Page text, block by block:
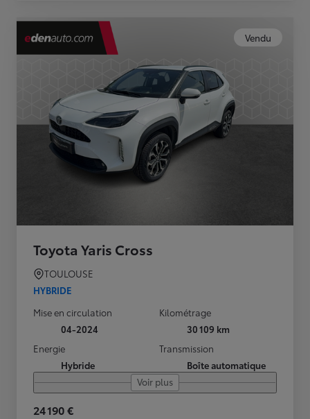
Vendu
Toyota Yaris Cross
TOULOUSE
HYBRIDE
Mise en circulation
04-2024
Kilométrage
30 109 km
Energie
Hybride
Transmission
Boîte automatique
Voir plus
24 190 €